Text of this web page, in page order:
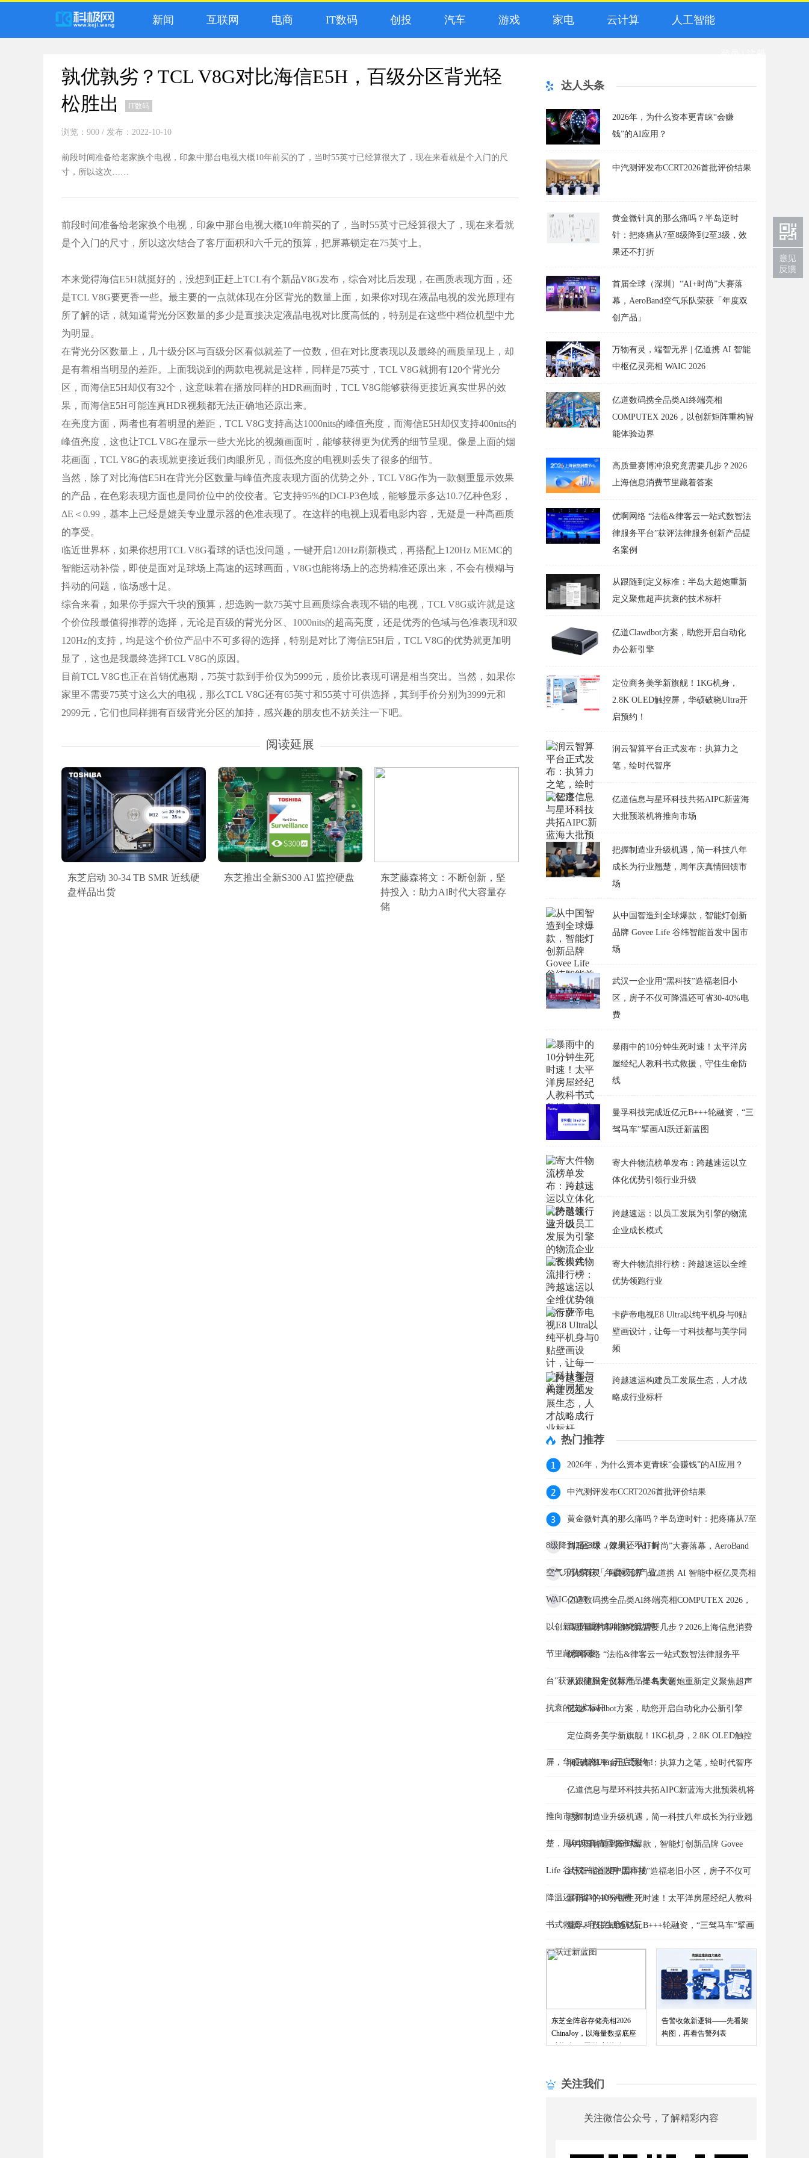
新闻 互联网 电商 IT数码 创投 汽车 游戏 家电 云计算 人工智能
孰优孰劣？TCL V8G对比海信E5H，百级分区背光轻
松胜出
IT数码
浏览：900 / 发布：2022-10-10
前段时间准备给老家换个电视，印象中那台电视大概10年前买的了，当时55英寸已经算很大了，现在来看就是个入门的尺
寸，所以这次……
前段时间准备给老家换个电视，印象中那台电视大概10年前买的了，当时55英寸已经算很大了，现在来看就
是个入门的尺寸，所以这次结合了客厅面积和六千元的预算，把屏幕锁定在75英寸上。
本来觉得海信E5H就挺好的，没想到正赶上TCL有个新品V8G发布，综合对比后发现，在画质表现方面，还
是TCL V8G要更香一些。最主要的一点就体现在分区背光的数量上面，如果你对现在液晶电视的发光原理有
所了解的话，就知道背光分区数量的多少是直接决定液晶电视对比度高低的，特别是在这些中档位机型中尤
为明显。
在背光分区数量上，几十级分区与百级分区看似就差了一位数，但在对比度表现以及最终的画质呈现上，却
是有着相当明显的差距。上面我说到的两款电视就是这样，同样是75英寸，TCL V8G就拥有120个背光分
区，而海信E5H却仅有32个，这意味着在播放同样的HDR画面时，TCL V8G能够获得更接近真实世界的效
果，而海信E5H可能连真HDR视频都无法正确地还原出来。
在亮度方面，两者也有着明显的差距，TCL V8G支持高达1000nits的峰值亮度，而海信E5H却仅支持400nits的
峰值亮度，这也让TCL V8G在显示一些大光比的视频画面时，能够获得更为优秀的细节呈现。像是上面的烟
花画面，TCL V8G的表现就更接近我们肉眼所见，而低亮度的电视则丢失了很多的细节。
当然，除了对比海信E5H在背光分区数量与峰值亮度表现方面的优势之外，TCL V8G作为一款侧重显示效果
的产品，在色彩表现方面也是同价位中的佼佼者。它支持95%的DCI-P3色域，能够显示多达10.7亿种色彩，
ΔE＜0.99，基本上已经是媲美专业显示器的色准表现了。在这样的电视上观看电影内容，无疑是一种高画质
的享受。
临近世界杯，如果你想用TCL V8G看球的话也没问题，一键开启120Hz刷新模式，再搭配上120Hz MEMC的
智能运动补偿，即使是面对足球场上高速的运球画面，V8G也能将场上的态势精准还原出来，不会有模糊与
抖动的问题，临场感十足。
综合来看，如果你手握六千块的预算，想选购一款75英寸且画质综合表现不错的电视，TCL V8G或许就是这
个价位段最值得推荐的选择，无论是百级的背光分区、1000nits的超高亮度，还是优秀的色域与色准表现和双
120Hz的支持，均是这个价位产品中不可多得的选择，特别是对比了海信E5H后，TCL V8G的优势就更加明
显了，这也是我最终选择TCL V8G的原因。
目前TCL V8G也正在首销优惠期，75英寸款到手价仅为5999元，质价比表现可谓是相当突出。当然，如果你
家里不需要75英寸这么大的电视，那么TCL V8G还有65英寸和55英寸可供选择，其到手价分别为3999元和
2999元，它们也同样拥有百级背光分区的加持，感兴趣的朋友也不妨关注一下吧。
阅读延展
东芝启动 30-34 TB SMR 近线硬
盘样品出货
东芝推出全新S300 AI 监控硬盘
东芝藤森将文：不断创新，坚
持投入：助力AI时代大容量存
储
达人头条
2026年，为什么资本更青睐“会赚
钱”的AI应用？
中汽测评发布CCRT2026首批评价结果
黄金微针真的那么痛吗？半岛逆时
针：把疼痛从7至8级降到2至3级，效
果还不打折
首届全球（深圳）“AI+时尚”大赛落
幕，AeroBand空气乐队荣获「年度双
创产品」
万物有灵，端智无界 | 亿道携 AI 智能
中枢亿灵亮相 WAIC 2026
亿道数码携全品类AI终端亮相
COMPUTEX 2026，以创新矩阵重构智
能体验边界
高质量赛博冲浪究竟需要几步？2026
上海信息消费节里藏着答案
优啊网络 “法临&律客云一站式数智法
律服务平台”获评法律服务创新产品提
名案例
从跟随到定义标准：半岛大超炮重新
定义聚焦超声抗衰的技术标杆
亿道Clawdbot方案，助您开启自动化
办公新引擎
定位商务美学新旗舰！1KG机身，
2.8K OLED触控屏，华硕破晓Ultra开
启预约！
润云智算平台正式发布：执算力之
笔，绘时代智序
亿道信息与星环科技共拓AIPC新蓝海
大批预装机将推向市场
把握制造业升级机遇，简一科技八年
成长为行业翘楚，周年庆真情回馈市
场
从中国智造到全球爆款，智能灯创新
品牌 Govee Life 谷纬智能首发中国市
场
武汉一企业用“黑科技”造福老旧小
区，房子不仅可降温还可省30-40%电
费
​暴雨中的10分钟生死时速！太平洋房
屋经纪人教科书式救援，守住生命防
线
曼孚科技完成近亿元B+++轮融资，“三
驾马车”擘画AI跃迁新蓝图
寄大件物流榜单发布：跨越速运以立
体化优势引领行业升级
跨越速运：以员工发展为引擎的物流
企业成长模式
寄大件物流排行榜：跨越速运以全维
优势领跑行业
卡萨帝电视E8 Ultra以纯平机身与0贴
壁画设计，让每一寸科技都与美学同
频
跨越速运构建员工发展生态，人才战
略成行业标杆
热门推荐
2026年，为什么资本更青睐“会赚钱”的AI应用？
中汽测评发布CCRT2026首批评价结果
黄金微针真的那么痛吗？半岛逆时针：把疼痛从7至
8级降到2至3级，效果还不打折
首届全球（深圳）“AI+时尚”大赛落幕，AeroBand
空气乐队荣获「年度双创产品」
万物有灵，端智无界 | 亿道携 AI 智能中枢亿灵亮相
WAIC 2026亿道数码携全品类AI终端亮相COMPUTEX 2026，
以创新矩阵重构智能体验边界
高质量赛博冲浪究竟需要几步？2026上海信息消费
节里藏着答案
优啊网络 “法临&律客云一站式数智法律服务平
台”获评法律服务创新产品提名案例
从跟随到定义标准：半岛大超炮重新定义聚焦超声
抗衰的技术标杆
亿道Clawdbot方案，助您开启自动化办公新引擎
定位商务美学新旗舰！1KG机身，2.8K OLED触控
屏，华硕破晓Ultra开启预约！
润云智算平台正式发布：执算力之笔，绘时代智序
亿道信息与星环科技共拓AIPC新蓝海大批预装机将
推向市场把握制造业升级机遇，简一科技八年成长为行业翘
楚，周年庆真情回馈市场
从中国智造到全球爆款，智能灯创新品牌 Govee
Life 谷纬智能首发中国市场
武汉一企业用“黑科技”造福老旧小区，房子不仅可
降温还可省30-40%电费
​暴雨中的10分钟生死时速！太平洋房屋经纪人教科
书式救援，守住生命防线
曼孚科技完成近亿元B+++轮融资，“三驾马车”擘画
AI跃迁新蓝图
东芝全阵容存储亮相2026
ChinaJoy，以海量数据底座
赋能“与AI同游”新体验
告警收敛新逻辑——先看架
构图，再看告警列表
关注我们
关注微信公众号，了解精彩内容